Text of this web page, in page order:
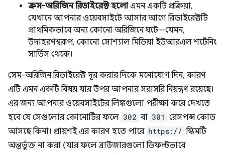
ক্রস-অরিজিন রিডাইরেক্ট হলোএমন একটি প্রক্রিয়া,
যেখানে আপনার ওয়েবসাইটে আসার আগে রিডাইরেক্টটি
প্রাথমিকভাবে অন্য কোনো অরিজিনে ঘটে—যেমন,
উদাহরণস্বরূপ, কোনো সোশ্যাল মিডিয়া ইউআরএল শর্টেনিং
সার্ভিস থেকে।
সেম-অরিজিন রিডাইরেক্ট দূর করার দিকে মনোযোগ দিন, কারণ
এটি এমন একটি বিষয় যার উপর আপনার সরাসরি নিয়ন্ত্রণ রয়েছে।
এর জন্য আপনার ওয়েবসাইটের লিঙ্কগুলো পরীক্ষা করে দেখতে
হবে যে সেগুলোর কোনোটির ফলে 302 বা 301 রেসপন্স কোড
আসছে কিনা। প্রায়শই এর কারণ হতে পারে https:// স্কিমটি
অন্তর্ভুক্ত না করা (যার ফলে ব্রাউজারগুলো ডিফল্টভাবে